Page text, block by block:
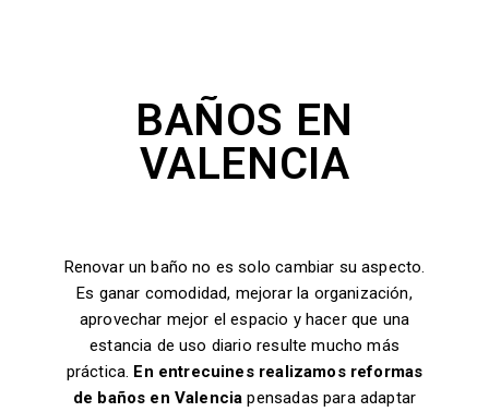
BAÑOS EN
VALENCIA
Renovar un baño no es solo cambiar su aspecto.
Es ganar comodidad, mejorar la organización,
aprovechar mejor el espacio y hacer que una
estancia de uso diario resulte mucho más
práctica. En entrecuines realizamos reformas
de baños en Valencia pensadas para adaptar